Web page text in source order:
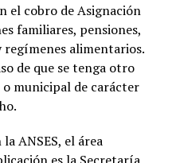
el cobro de Asignación
familiares, pensiones,
alimentarios.
de que se tenga otro
municipal de carácter
ANSES, el área